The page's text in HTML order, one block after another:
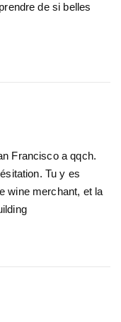
de si belles
Francisco a qqch.
Tu y es
wine merchant, et la